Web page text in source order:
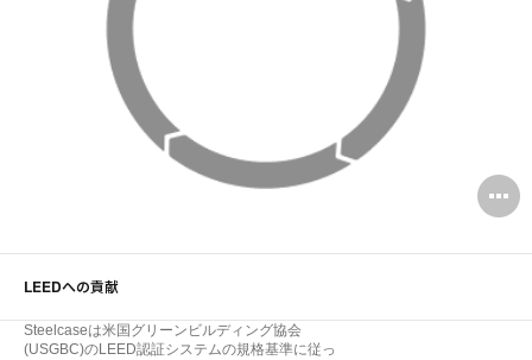
LEEDへの貢献
Steelcaseは米国グリーンビルディング協会
(USGBC)のLEED認証システムの規格基準に従っ